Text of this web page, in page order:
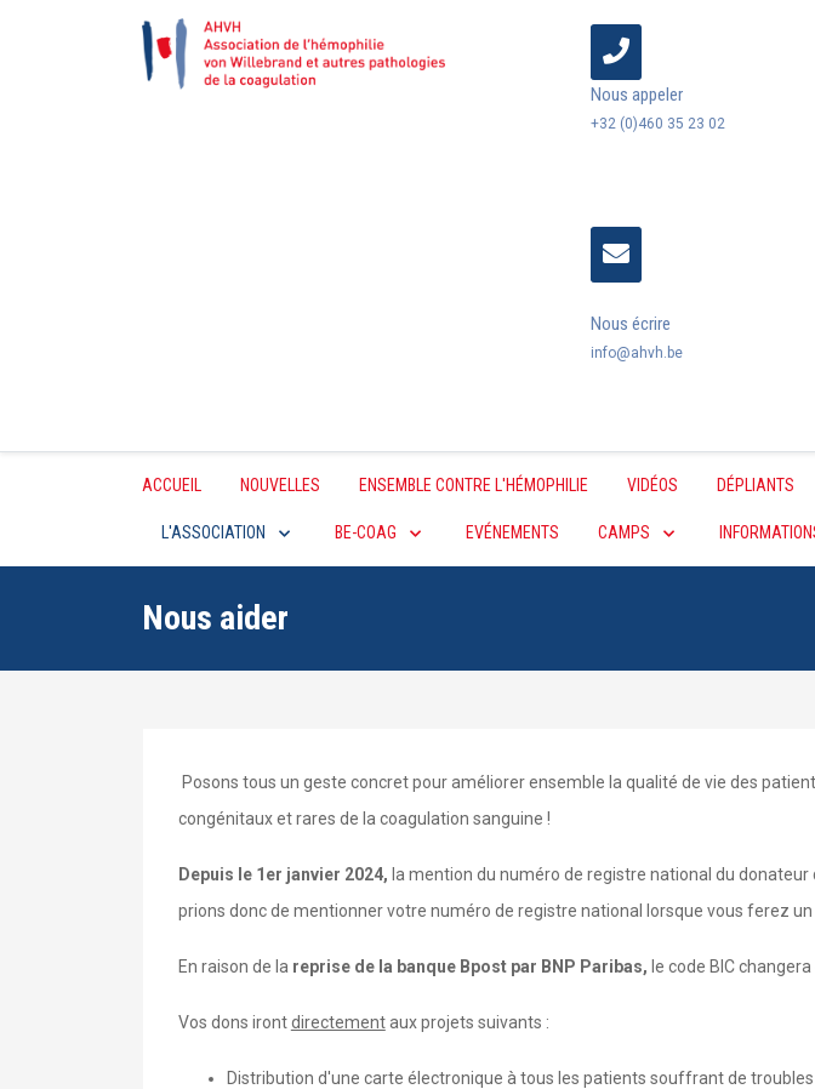
Nous appeler
+32 (0)460 35 23 02
Nous écrire
info@ahvh.be
ACCUEIL NOUVELLES ENSEMBLE CONTRE L'HÉMOPHILIE VIDÉOS DÉPLIANTS
L'ASSOCIATION BE-COAG EVÉNEMENTS CAMPS
Nous aider
Posons tous un geste concret pour améliorer ensemble la qualité de vie des
congénitaux et rares de la coagulation sanguine !
Depuis le 1er janvier 2024, la mention du numéro de registre national du
prions donc de mentionner votre numéro de registre national lorsque vous ferez un
En raison de la reprise de la banque Bpost par BNP Paribas, le code BIC
Vos dons irontdirectementaux projets suivants :
Distribution d'une carte électronique à tous les patients souffrant de